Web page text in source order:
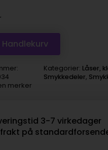
Handlekurv
Kategorier: Låser,
Smykkedeler,
merker
3-7 virkedager
frakt på